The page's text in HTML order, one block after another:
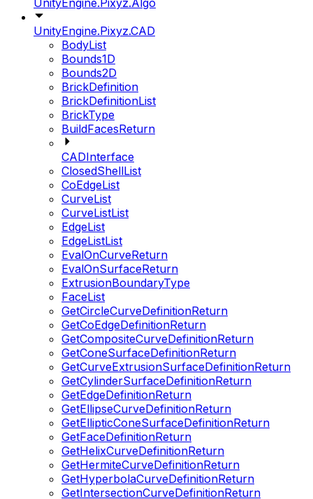
UnityEngine.Pixyz.Algo
UnityEngine.Pixyz.CAD
BodyList
Bounds1D
Bounds2D
BrickDefinition
BrickDefinitionList
BrickType
BuildFacesReturn
CADInterface
ClosedShellList
CoEdgeList
CurveList
CurveListList
EdgeList
EdgeListList
EvalOnCurveReturn
EvalOnSurfaceReturn
ExtrusionBoundaryType
FaceList
GetCircleCurveDefinitionReturn
GetCoEdgeDefinitionReturn
GetCompositeCurveDefinitionReturn
GetConeSurfaceDefinitionReturn
GetCurveExtrusionSurfaceDefinitionReturn
GetCylinderSurfaceDefinitionReturn
GetEdgeDefinitionReturn
GetEllipseCurveDefinitionReturn
GetEllipticConeSurfaceDefinitionReturn
GetFaceDefinitionReturn
GetHelixCurveDefinitionReturn
GetHermiteCurveDefinitionReturn
GetHyperbolaCurveDefinitionReturn
GetIntersectionCurveDefinitionReturn